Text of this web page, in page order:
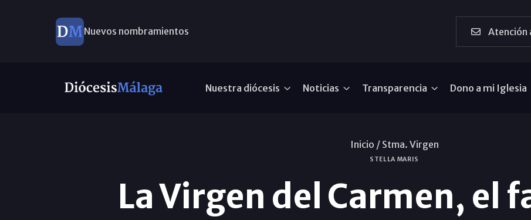
Nuevos nombramientos Atención
Nuestra diócesis Noticias Transparencia Dono a mi Iglesia
Inicio / Stma. Virgen
STELLA MARIS
La Virgen del Carmen, el